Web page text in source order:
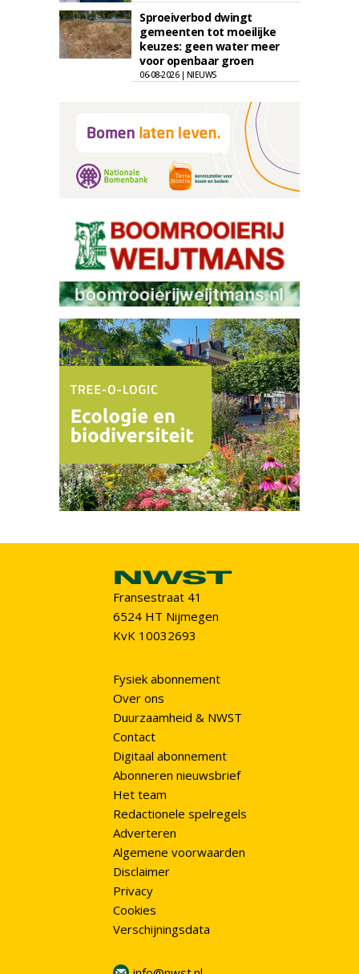
Sproeiverbod dwingt
gemeenten tot moeilijke
keuzes: geen water meer
voor openbaar groen
06-08-2026 | NIEUWS
Fransestraat 41
6524 HT Nijmegen
KvK 10032693
Fysiek abonnement
Over ons
Duurzaamheid & NWST
Contact
Digitaal abonnement
Abonneren nieuwsbrief
Het team
Redactionele spelregels
Adverteren
Algemene voorwaarden
Disclaimer
Privacy
Cookies
Verschijningsdata